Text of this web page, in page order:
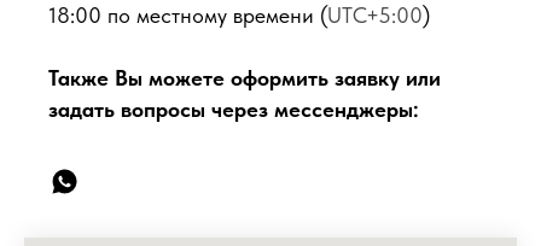
18:00 по местному времени (UTC+5:00)
Также Вы можете оформить заявку или
задать вопросы через мессенджеры: